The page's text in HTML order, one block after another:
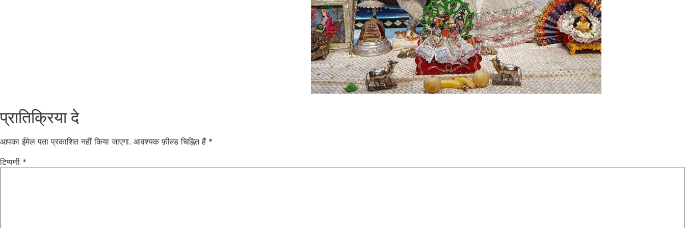
प्रातिक्रिया दे
आपका ईमेल पता प्रकाशित नहीं किया जाएगा. आवश्यक फ़ील्ड चिह्नित हैं *
टिप्पणी *